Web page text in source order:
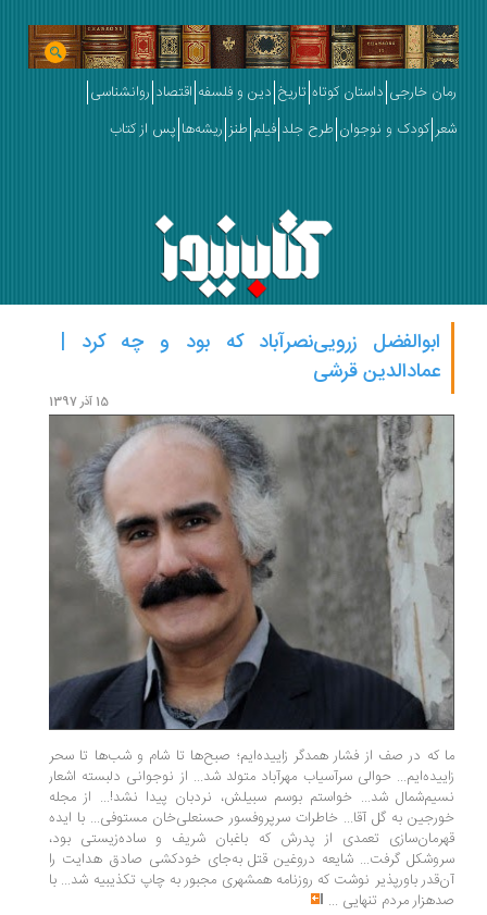
رمان خارجی داستان کوتاه تاریخ دین و فلسفه اقتصاد روانشناسی
شعر کودک و نوجوان طرح جلد فیلم طنز ریشه‌ها پس از کتاب
ابوالفضل زرویی‌نصرآباد که بود و چه کرد |
عمادالدین قرشی
15 آذر 1397
ما که در صف از فشار همدگر زاییده‌ایم؛ صبح‌ها تا شام و شب‌ها تا سحر
زاییده‌ایم... حوالی سرآسیاب مهرآباد متولد شد... از نوجوانی دلبسته اشعار
نسیم‌شمال شد... خواستم بوسم سبیلش، نردبان پیدا نشد!... از مجله
خورجین به گل آقا... خاطرات سرپروفسور حسنعلی‌خان مستوفی... با ایده
قهرمان‌سازی تعمدی از پدرش که باغبان شریف و ساده‌زیستی بود،
سروشکل گرفت... شایعه دروغین قتل به‌جای خودکشی صادق هدایت را
آن‌قدر باورپذیر نوشت که روزنامه همشهری مجبور به چاپ تکذیبیه شد... با
صدهزار مردم تنهایی ...